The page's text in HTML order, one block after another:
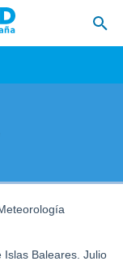
Islas Baleares. Julio